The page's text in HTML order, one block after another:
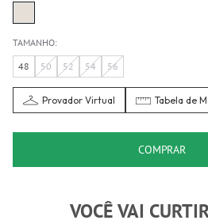
TAMANHO:
48
50 52 54 56
Provador Virtual Tabela de
COMPRAR
VOCÊ VAI